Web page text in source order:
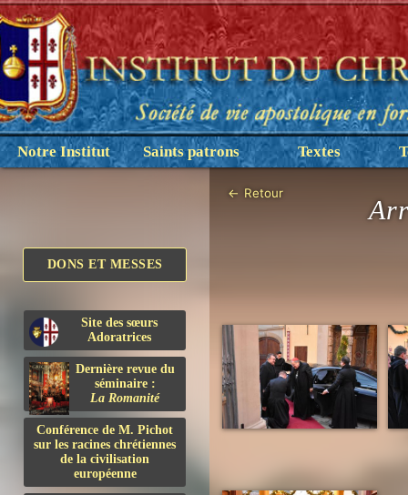
Notre Institut Saints patrons Textes
DONS ET MESSES
Site des sœurs
Adoratrices
Dernière revue du
séminaire :
La Romanité
Conférence de M. Pichot
sur les racines chrétiennes
de la civilisation
européenne
← Retour